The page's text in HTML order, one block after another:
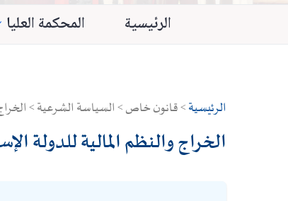
الرئيسية المحكمة العليا
الرئيسية> قانون خاص > السياسة الشرعية > الخراج
الخراج والنظم المالية للدولة